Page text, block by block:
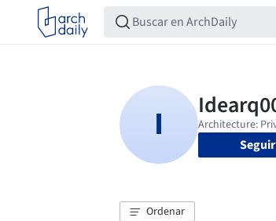
Seguir
Ordenar